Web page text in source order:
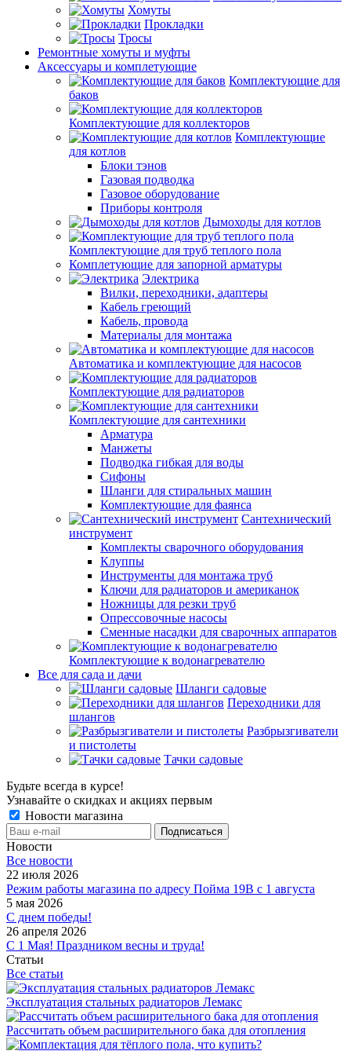
Хомуты
Прокладки
Тросы
Ремонтные хомуты и муфты
Аксессуары и комплетующие
Комплектующие для
баков
Комплектующие для коллекторов
Комплектующие
для котлов
Блоки тэнов
Газовая подводка
Газовое оборудование
Приборы контроля
Дымоходы для котлов
Комплектующие для труб теплого пола
Комплетующие для запорной арматуры
Электрика
Вилки, переходники, адаптеры
Кабель греющий
Кабель, провода
Материалы для монтажа
Автоматика и комплектующие для насосов
Комплектующие для радиаторов
Комплектующие для сантехники
Арматура
Манжеты
Подводка гибкая для воды
Сифоны
Шланги для стиральных машин
Комплектующие для фаянса
Сантехнический
инструмент
Комплекты сварочного оборудования
Клуппы
Инструменты для монтажа труб
Ключи для радиаторов и американок
Ножницы для резки труб
Опрессовочные насосы
Сменные насадки для сварочных аппаратов
Комплектующие к водонагревателю
Все для сада и дачи
Шланги садовые
Переходники для
шлангов
Разбрызгиватели
и пистолеты
Тачки садовые
Будьте всегда в курсе!
Узнавайте о скидках и акциях первым
Новости магазина
Новости
Все новости
22 июля 2026
Режим работы магазина по адресу Пойма 19В с 1 августа
5 мая 2026
С днем победы!
26 апреля 2026
С 1 Мая! Праздником весны и труда!
Статьи
Все статьи
Эксплуатация стальных радиаторов Лемакс
Рассчитать объем расширительного бака для отопления